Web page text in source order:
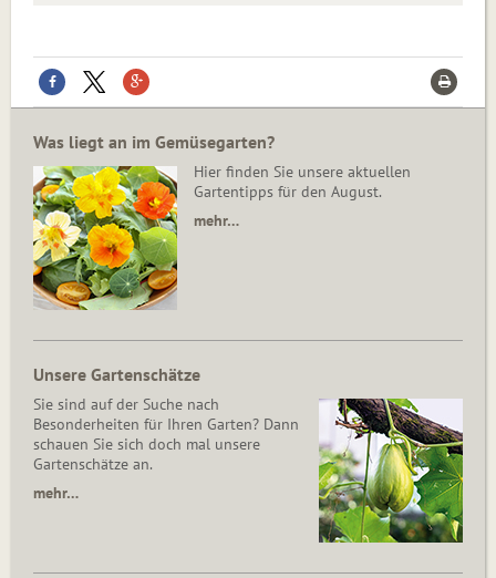
Was liegt an im Gemüsegarten?
Hier finden Sie unsere aktuellen
Gartentipps für den August.
mehr…
Unsere Gartenschätze
Sie sind auf der Suche nach
Besonderheiten für Ihren Garten? Dann
schauen Sie sich doch mal unsere
Gartenschätze an.
mehr…